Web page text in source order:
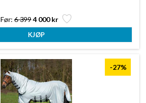
Før: 6 3994 000 kr
-27%